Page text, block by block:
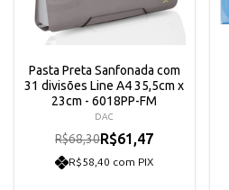
Pasta Preta Sanfonada com
31 divisões Line A4 35,5cm x
23cm - 6018PP-FM
DAC
R$68,30R$61,47
R$58,40 com PIX